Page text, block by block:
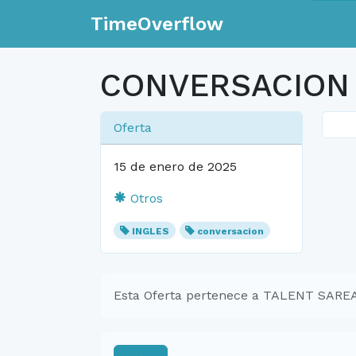
TimeOverflow
Oferta
15 de enero de 2025
Otros
INGLES conversacion
Esta Oferta pertenece a TALENT